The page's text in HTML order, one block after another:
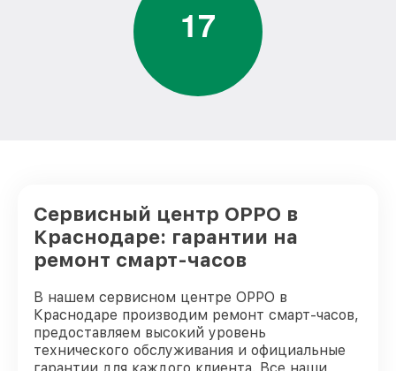
17
Сервисный центр OPPO в
Краснодаре: гарантии на
ремонт смарт-часов
В нашем сервисном центре OPPO в
Краснодаре производим ремонт смарт-часов,
предоставляем высокий уровень
технического обслуживания и официальные